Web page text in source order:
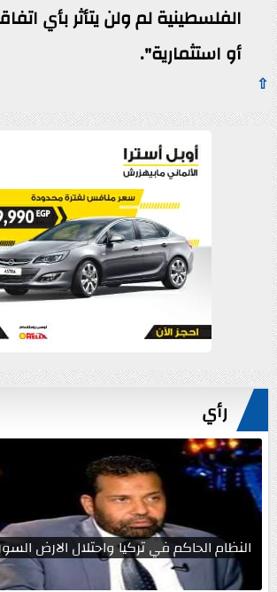
الفلسطينية لم ولن يتأثر بأي
أو استثمارية".
⇧
رأي
النظام الحاكم في تركيا واحتلال الارض